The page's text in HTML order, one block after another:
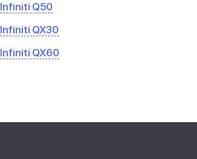
Infiniti Q50
Infiniti QX30
Infiniti QX60